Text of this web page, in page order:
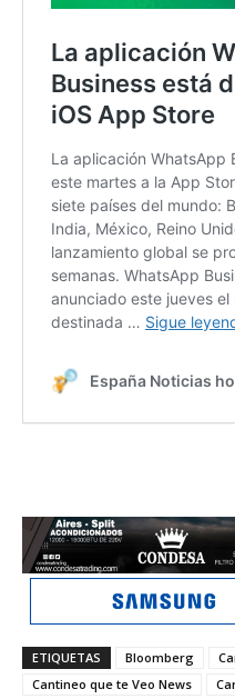
ETIQUETAS Bloomberg
Cantineo que te Veo News